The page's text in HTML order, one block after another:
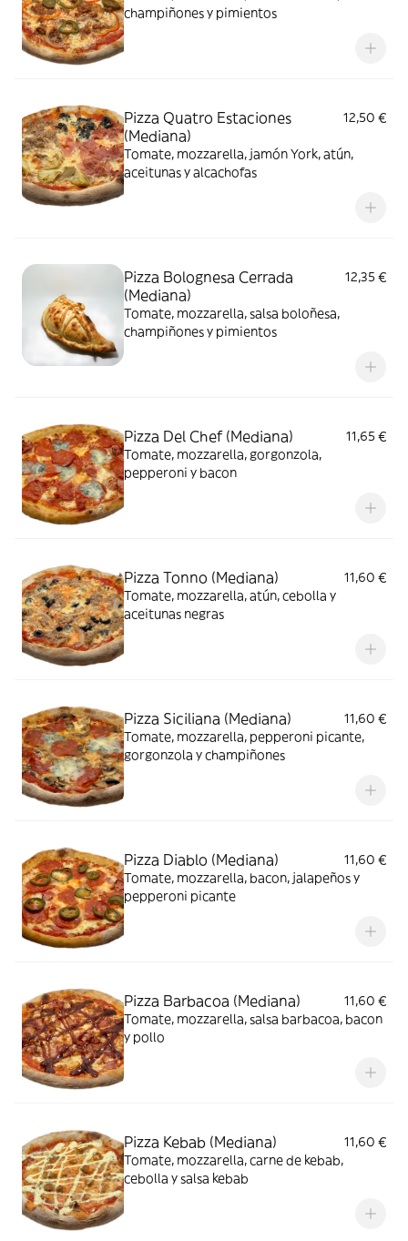
champiñones y pimientos
Pizza Quatro Estaciones
(Mediana)
12,50 €
Tomate, mozzarella, jamón York, atún,
aceitunas y alcachofas
Pizza Bolognesa Cerrada
(Mediana)
12,35 €
Tomate, mozzarella, salsa boloñesa,
champiñones y pimientos
Pizza Del Chef (Mediana)
11,65 €
Tomate, mozzarella, gorgonzola,
pepperoni y bacon
Pizza Tonno (Mediana)
11,60 €
Tomate, mozzarella, atún, cebolla y
aceitunas negras
Pizza Siciliana (Mediana)
11,60 €
Tomate, mozzarella, pepperoni picante,
gorgonzola y champiñones
Pizza Diablo (Mediana)
11,60 €
Tomate, mozzarella, bacon, jalapeños y
pepperoni picante
Pizza Barbacoa (Mediana)
11,60 €
Tomate, mozzarella, salsa barbacoa, bacon
y pollo
Pizza Kebab (Mediana)
11,60 €
Tomate, mozzarella, carne de kebab,
cebolla y salsa kebab